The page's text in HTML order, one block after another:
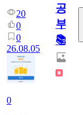
20
0
0
26.08.05
0
공
부!
📚